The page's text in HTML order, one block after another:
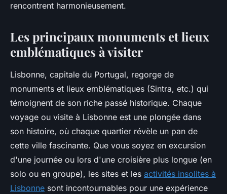
rencontrent harmonieusement.
Les principaux monuments et lieux
emblématiques à visiter
Lisbonne, capitale du Portugal, regorge de
monuments et lieux emblématiques (Sintra, etc.) qui
témoignent de son riche passé historique. Chaque
voyage ou visite à Lisbonne est une plongée dans
son histoire, où chaque quartier révèle un pan de
cette ville fascinante. Que vous soyez en excursion
d'une journée ou lors d'une croisière plus longue (en
solo ou en groupe), les sites et les activités insolites à
Lisbonne sont incontournables pour une expérience